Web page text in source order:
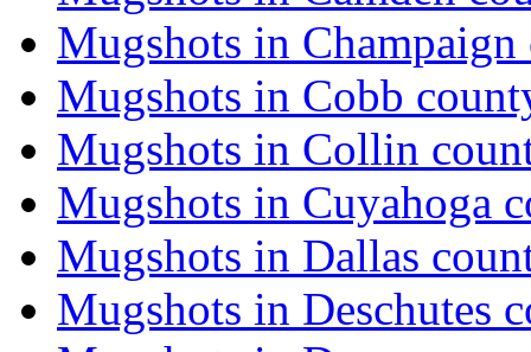
Mugshots in
Mugshots in Cobb
Mugshots in Collin
Mugshots in Cuyahoga
Mugshots in Dallas
Mugshots in Deschutes